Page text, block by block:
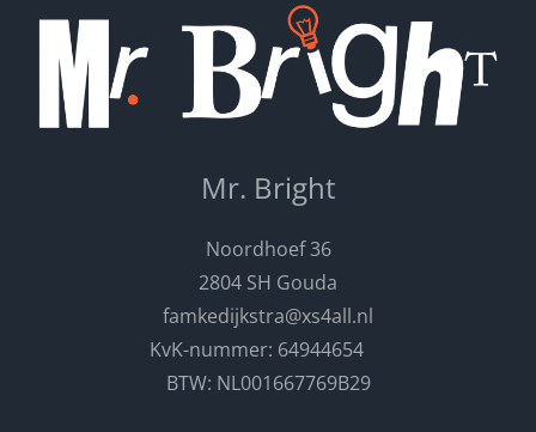
Mr. Bright
Noordhoef 36
2804 SH Gouda
famkedijkstra@xs4all.nl
KvK-nummer: 64944654
BTW: NL001667769B29